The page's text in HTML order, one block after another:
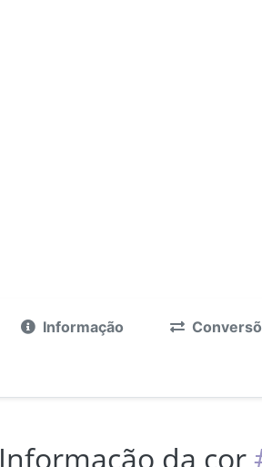
Informação
Informação da cor